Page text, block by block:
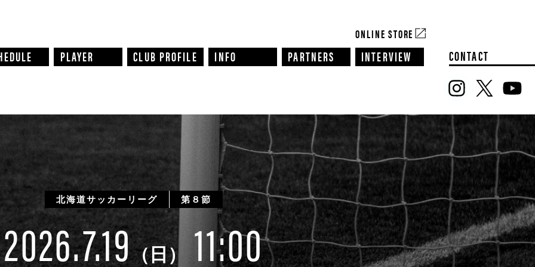
PLAYER CLUB PROFILE INFO PARTNERS INTERVIEW CONTACT
ONLINE STORE
北海道サッカーリーグ 第８節
2026.7.19（日） 11:00